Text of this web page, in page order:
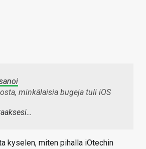
minkälaisia bugeja tuli iOS
kyselen, miten pihalla iOtechin